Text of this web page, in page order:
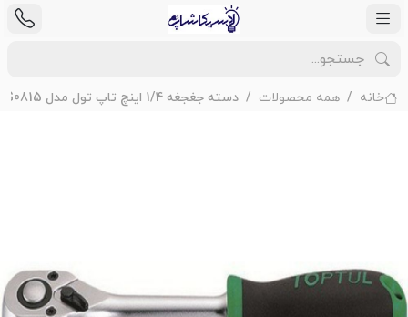
خانه همه محصولات دسته جغجغه 1/4 اینچ تاپ تول مدل CJBG0815